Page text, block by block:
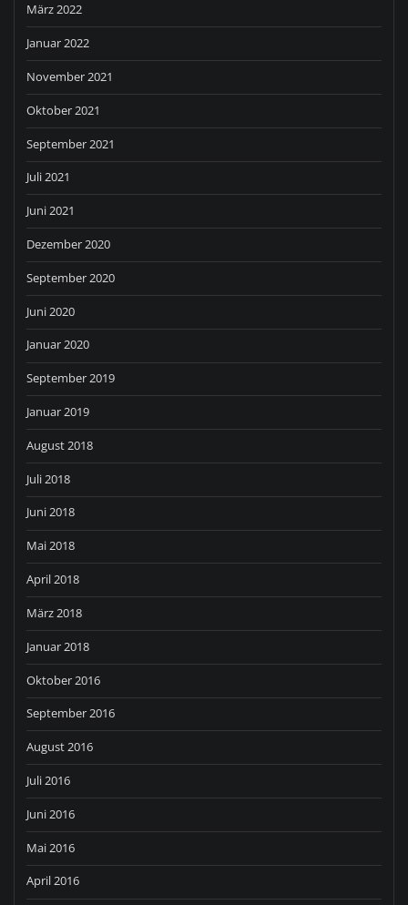
März 2022
Januar 2022
November 2021
Oktober 2021
September 2021
Juli 2021
Juni 2021
Dezember 2020
September 2020
Juni 2020
Januar 2020
September 2019
Januar 2019
August 2018
Juli 2018
Juni 2018
Mai 2018
April 2018
März 2018
Januar 2018
Oktober 2016
September 2016
August 2016
Juli 2016
Juni 2016
Mai 2016
April 2016